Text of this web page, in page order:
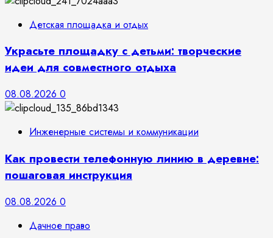
Детская площадка и отдых
Украсьте площадку с детьми: творческие
идеи для совместного отдыха
08.08.2026 0
Инженерные системы и коммуникации
Как провести телефонную линию в деревне:
пошаговая инструкция
08.08.2026 0
Дачное право